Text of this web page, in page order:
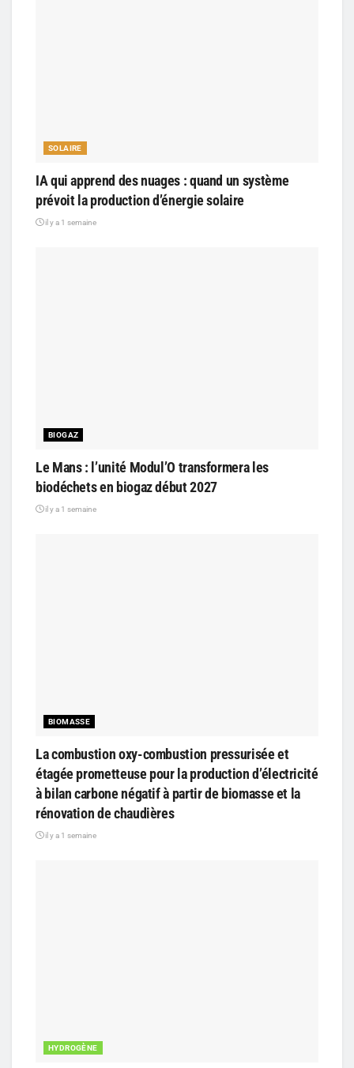
SOLAIRE
IA qui apprend des nuages : quand un système
prévoit la production d’énergie solaire
il y a 1 semaine
BIOGAZ
Le Mans : l’unité Modul’O transformera les
biodéchets en biogaz début 2027
il y a 1 semaine
BIOMASSE
La combustion oxy-combustion pressurisée et
étagée prometteuse pour la production d’électricité
à bilan carbone négatif à partir de biomasse et la
rénovation de chaudières
il y a 1 semaine
HYDROGÈNE